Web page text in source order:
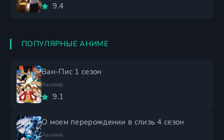
9.4
ПОПУЛЯРНЫЕ АНИМЕ
Ван-Пис 1 сезон
Аниме
9.1
О моем перерождении в слизь 4 сезон
Аниме